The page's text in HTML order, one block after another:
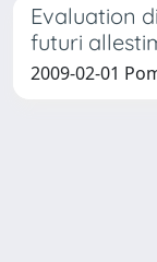
Evaluation
futuri
2009-02-01